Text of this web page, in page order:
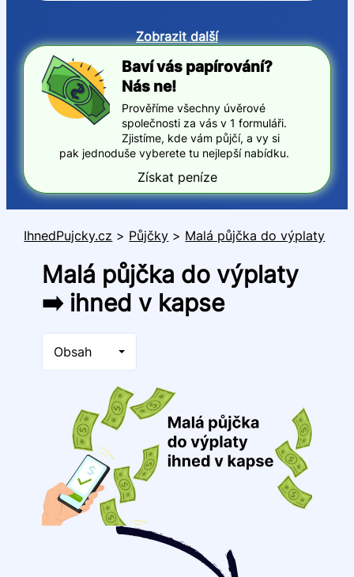
Zobrazit další
Baví vás papírování?
Nás ne!
Prověříme všechny úvěrové
společnosti za vás v 1 formuláři.
Zjistíme, kde vám půjčí, a vy si
pak jednoduše vyberete tu nejlepší nabídku.
Získat peníze
IhnedPujcky.cz > Půjčky > Malá půjčka do výplaty
Malá půjčka do výplaty
➡️ ihned v kapse
Obsah